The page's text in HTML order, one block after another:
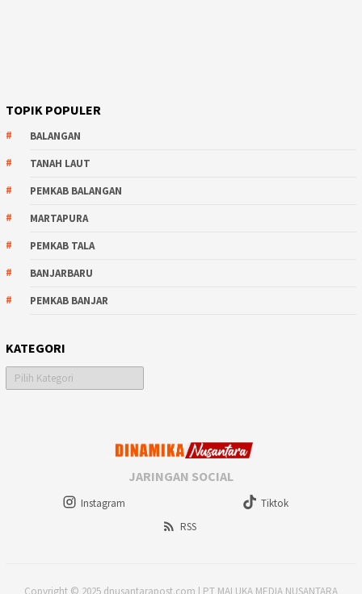
TOPIK POPULER
BALANGAN
TANAH LAUT
PEMKAB BALANGAN
MARTAPURA
PEMKAB TALA
BANJARBARU
PEMKAB BANJAR
KATEGORI
Kategori
JARINGAN SOCIAL
Instagram
Tiktok
RSS
Copyright © 2025 dnusantarapost.com | PT MALUKA MEDIA NUSANTARA